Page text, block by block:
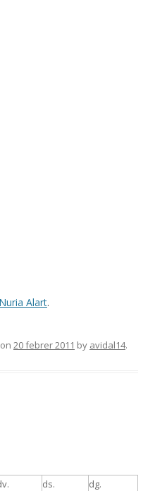
Nuria Alart.
on 20 febrer 2011 by avidal14.
ds. dg.